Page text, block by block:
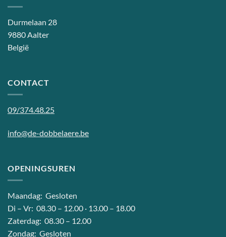
Durmelaan 28
9880 Aalter
België
CONTACT
09/374.48.25
info@de-dobbelaere.be
OPENINGSUREN
Maandag: Gesloten
Di – Vr: 08.30 – 12.00 · 13.00 – 18.00
Zaterdag: 08.30 – 12.00
Zondag: Gesloten